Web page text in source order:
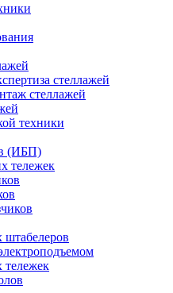
стеллажей
стеллажей
техники
(ИБП)
тележек
штабелеров
тележек